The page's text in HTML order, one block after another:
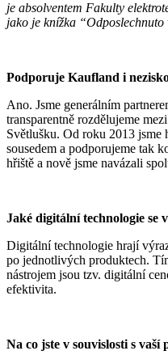
je absolventem Fakulty
jako je knížka
Podporuje Kaufland i
Ano. Jsme generálním
transparentně rozdělujeme
Světlušku. Od roku 2013 jsme
sousedem a podporujeme tak
hřiště a nově jsme navázali
Jaké digitální technologie se
Digitální technologie hrají
po jednotlivých produktech.
nástrojem jsou tzv. digitální
efektivita.
Na co jste v souvislosti s vaší